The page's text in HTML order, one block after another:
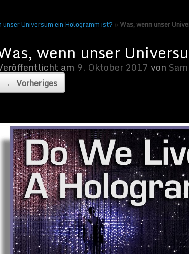
unser Universum ein Hologramm ist? » Was, wenn unser